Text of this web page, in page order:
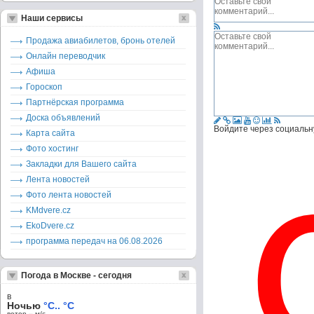
Войдите через
Наши сервисы
Продажа авиабилетов, бронь отелей
Онлайн переводчик
Афиша
Гороскоп
Партнёрская программа
Доска объявлений
Карта сайта
Фото хостинг
Закладки для Вашего сайта
Лента новостей
Фото лента новостей
KMdvere.cz
EkoDvere.cz
программа передач на 06.08.2026
Погода в Москве - сегодня
в
Ночью °C.. °C